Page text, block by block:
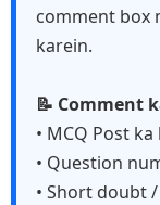
comment box
karein.
📝 Comment
• MCQ Post
• Question
• Short doubt